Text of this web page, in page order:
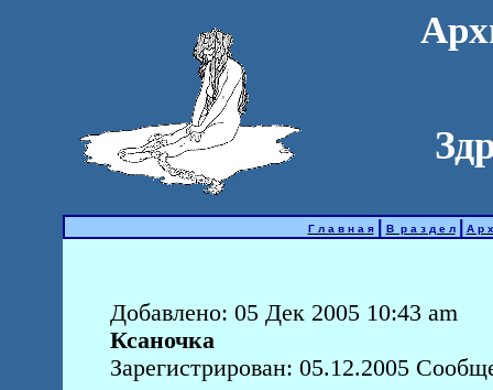
Г л а в н а я В р а з д е л А р
Добавлено: 05 Дек 2005 10:43 am
Ксаночка
Зарегистрирован: 05.12.2005